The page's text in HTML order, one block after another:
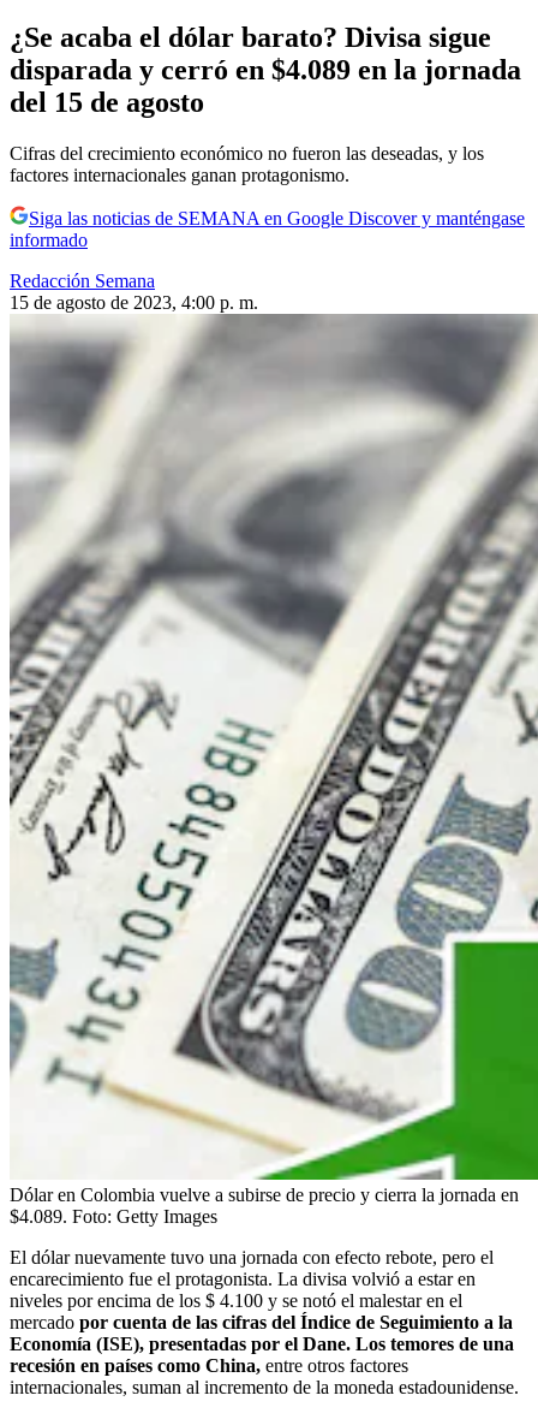
¿Se acaba el dólar barato? Divisa sigue
disparada y cerró en $4.089 en la jornada
del 15 de agosto
Cifras del crecimiento económico no fueron las deseadas, y los
factores internacionales ganan protagonismo.
Siga las noticias de SEMANA en Google Discover y manténgase
informado
Redacción Semana
15 de agosto de 2023, 4:00 p. m.
Dólar en Colombia vuelve a subirse de precio y cierra la jornada en
$4.089. Foto: Getty Images
El dólar nuevamente tuvo una jornada con efecto rebote, pero el
encarecimiento fue el protagonista. La divisa volvió a estar en
niveles por encima de los $ 4.100 y se notó el malestar en el
mercado por cuenta de las cifras del Índice de Seguimiento a la
Economía (ISE), presentadas por el Dane. Los temores de una
recesión en países como China, entre otros factores
internacionales, suman al incremento de la moneda estadounidense.